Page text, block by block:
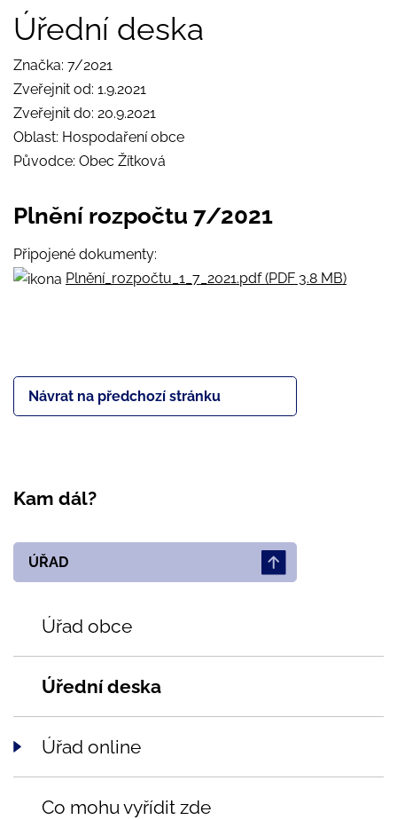
Úřední deska
Značka: 7/2021
Zveřejnit od: 1.9.2021
Zveřejnit do: 20.9.2021
Oblast: Hospodaření obce
Původce: Obec Žítková
Plnění rozpočtu 7/2021
Připojené dokumenty:
Plnění_rozpočtu_1_7_2021.pdf (PDF 3.8 MB)
Návrat na předchozí stránku
Kam dál?
ÚŘAD
Úřad obce
Úřední deska
Úřad online
Co mohu vyřídit zde